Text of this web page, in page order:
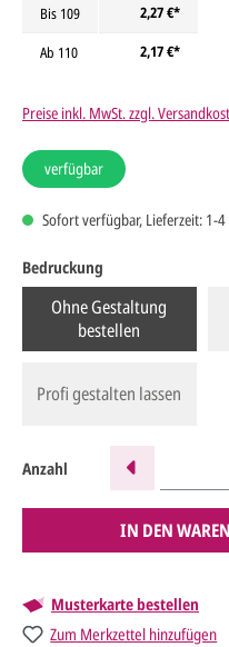
Bis 109
2,27 €*
Ab 110 2,17 €*
Preise inkl. MwSt. zzgl.
verfügbar
Sofort verfügbar, Lieferzeit: 1-
Bedruckung
Ohne Gestaltung
bestellen
Profi gestalten lassen
Anzahl
IN DEN
Musterkarte bestellen
Zum Merkzettel hinzufügen